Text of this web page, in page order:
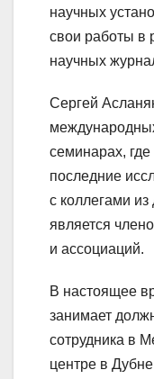
научных
свои работы в
научных
Сергей
семинарах,
последние
с коллегами из
является
и ассоциаций.
В настоящее
занимает
сотрудника в
центре в